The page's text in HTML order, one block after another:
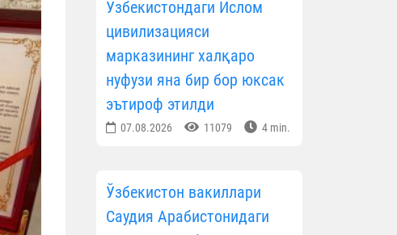
Ўзбекистондаги Ислом
цивилизацияси
марказининг халқаро
нуфузи яна бир бор юксак
эътироф этилди
07.08.2026 11079 4 min.
Ўзбекистон вакиллари
Саудия Арабистонидаги